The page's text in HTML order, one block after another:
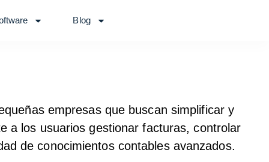
Blog
empresas que buscan simplificar y
a los usuarios gestionar facturas, controlar
de conocimientos contables avanzados.